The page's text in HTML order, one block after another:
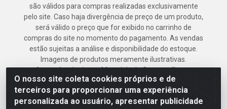
O nosso site coleta cookies próprios e de
terceiros para proporcionar uma experiência
personalizada ao usuário, apresentar publicidade
são válidos para compras realizadas exclusivamente
pelo site. Caso haja divergência de preço de um produto,
será válido o preço que for exibido no carrinho de
compras do site no momento do pagamento. As vendas
estão sujeitas a análise e disponibilidade do estoque.
Imagens de produtos meramente ilustrativas.
Armazém Jenipapo Materiais de Construção em
Geral LTDA - Rua das Flores, 2691 - Guabiraba,
Recife/PE - CEP 52.291-630 - CNPJ
41.097.379/0001-